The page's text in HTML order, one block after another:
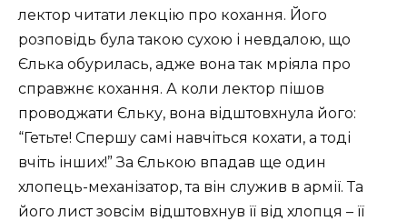
лектор читати лекцію про кохання. Його
розповідь була такою сухою і невдалою, що
Єлька обурилась, адже вона так мріяла про
справжнє кохання. А коли лектор пішов
проводжати Єльку, вона відштовхнула його:
“Гетьте! Спершу самі навчіться кохати, а тоді
вчіть інших!” За Єлькою впадав ще один
хлопець-механізатор, та він служив в армії. Та
його лист зовсім відштовхнув її від хлопця – її